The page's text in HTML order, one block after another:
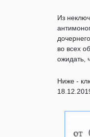
Из
во всех
ожидать,
Ниже -